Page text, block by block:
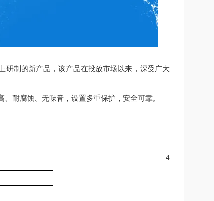
研制的新产品，该产品在投放市场以来，深受广大
耐腐蚀、无噪音，设置多重保护，安全可靠。
4